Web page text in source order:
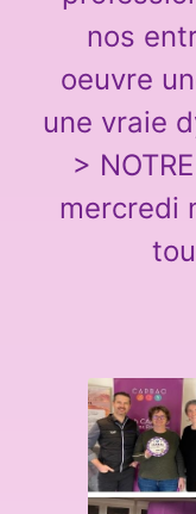
nos
oeuvre
une vraie
>
mercredi